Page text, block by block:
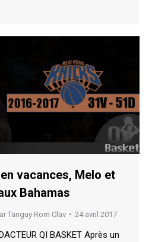
vacances, Melo et
Bahamas
Tanguy Rom Clav 24 avril 2017
QI BASKET Après un